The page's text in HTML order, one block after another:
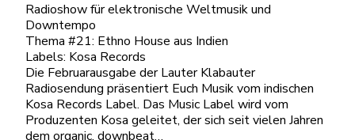
Radioshow für elektronische Weltmusik und
Downtempo
Thema #21: Ethno House aus Indien
Labels: Kosa Records
Die Februarausgabe der Lauter Klabauter
Radiosendung präsentiert Euch Musik vom indischen
Kosa Records Label. Das Music Label wird vom
Produzenten Kosa geleitet, der sich seit vielen Jahren
dem organic, downbeat…